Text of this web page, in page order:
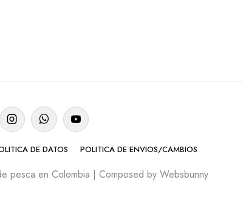
DE DATOS POLITICA DE ENVIOS/CAMBIOS
en Colombia | Composed by Websbunny